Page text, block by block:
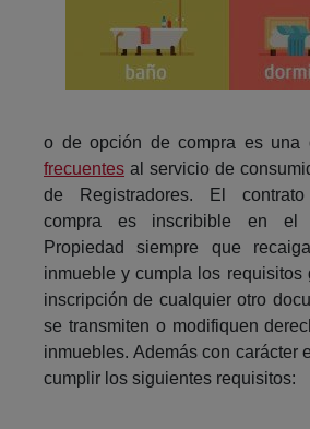
o de opción de compra es una
frecuentes al servicio de
de Registradores. El
compra es inscribible en el
Propiedad siempre que
inmueble y cumpla los requisitos
inscripción de cualquier otro
se transmiten o modifiquen
inmuebles. Además con carácter
cumplir los siguientes requisitos: